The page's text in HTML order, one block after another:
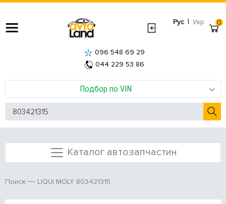
Рус | Укр
Подбор по VIN
096 548 69 29
044 229 53 86
0
Каталог автозапчастин
Поиск LIQUI MOLY 803421315